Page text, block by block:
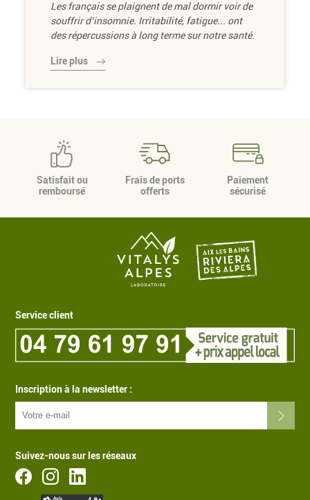
Les français se plaignent de mal dormir voir de
souffrir d’insomnie. Irritabilité, fatigue... ont
des répercussions à long terme sur notre santé.
Lire plus
Satisfait ou
remboursé
Frais de ports
offerts
Paiement
sécurisé
Inscription à la newsletter :
Service client
Suivez-nous sur les réseaux